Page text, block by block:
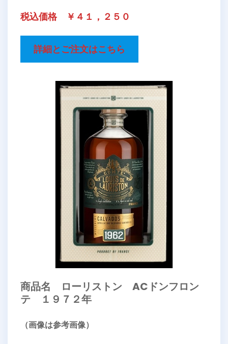
税込価格 ￥４１，２５０
詳細とご注文はこちら
商品名 ローリストン ACドンフロン
テ １９７２年
（画像は参考画像）